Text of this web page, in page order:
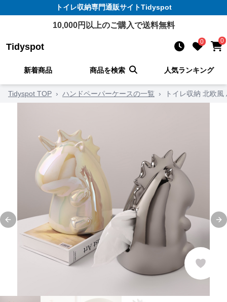
トイレ収納専門通販サイトTidyspot
10,000円以上のご購入で送料無料
Tidyspot 0 0
新着商品 商品を検索 人気ランキング
Tidyspot TOP › ハンドペーパーケースの一覧 › トイレ収納 北欧
Previous slide